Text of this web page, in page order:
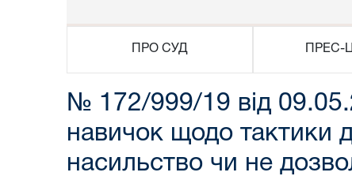
ПРО СУД ПРЕС-
№ 172/999/19 від
навичок щодо тактики
насильство чи не